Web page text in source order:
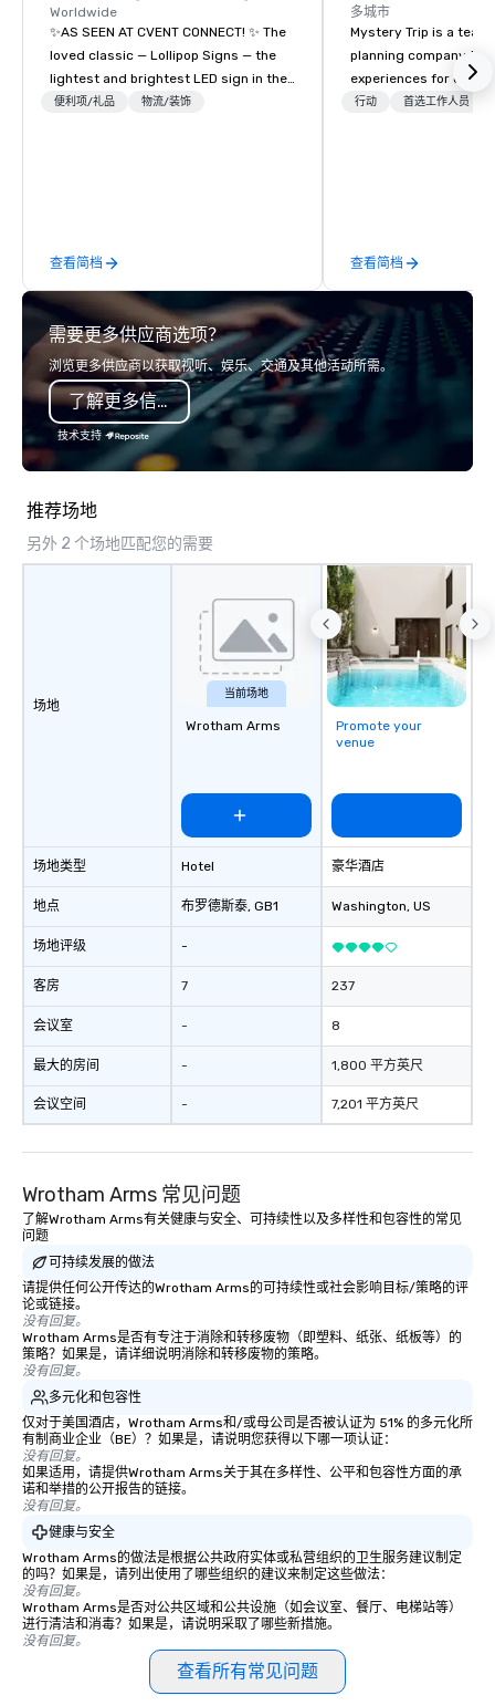
Worldwide
✨AS SEEN AT CVENT CONNECT! ✨ The
loved classic — Lollipop Signs — the
lightest and brightest LED sign in the
world • Open Seats in Dark
information, or send us your logo and
we will create an interactive
presentation highlighting your brand.
便利项/礼品 物流/装饰
查看简档
多城市
Mystery Trip is a
planning company
experiences for our
"mystery" is that
with this philosophy
to create a space for
connection as guests
visceral experience. Over the last 15
years, we have
with hundreds of
Shopify, and many
行动 首选工作人员
查看简档
需要更多供应商选项？
浏览更多供应商以获取视听、娱乐、交通及其他活动所需。
了解更多信息
技术支持
推荐场地
另外 2 个场地匹配您的需要
场地
场地类型
地点
场地评级
客房
会议室
最大的房间
会议空间
当前场地
Wrotham Arms
Hotel
布罗德斯泰, GB1
-
7
-
-
-
Promote your
venue
豪华酒店
Washington, US
237
8
1,800 平方英尺
7,201 平方英尺
Wrotham Arms 常见问题
了解Wrotham Arms有关健康与安全、可持续性以及多样性和包容性的常见
问题
可持续发展的做法
请提供任何公开传达的Wrotham Arms的可持续性或社会影响目标/策略的评
论或链接。
没有回复。
Wrotham Arms是否有专注于消除和转移废物（即塑料、纸张、纸板等）的
策略？如果是，请详细说明消除和转移废物的策略。
没有回复。
多元化和包容性
仅对于美国酒店，Wrotham Arms和/或母公司是否被认证为 51% 的多元化所
有制商业企业（BE）？如果是，请说明您获得以下哪一项认证：
没有回复。
如果适用，请提供Wrotham Arms关于其在多样性、公平和包容性方面的承
诺和举措的公开报告的链接。
没有回复。
健康与安全
Wrotham Arms的做法是根据公共政府实体或私营组织的卫生服务建议制定
的吗？如果是，请列出使用了哪些组织的建议来制定这些做法：
没有回复。
Wrotham Arms是否对公共区域和公共设施（如会议室、餐厅、电梯站等）
进行清洁和消毒？如果是，请说明采取了哪些新措施。
没有回复。
查看所有常见问题